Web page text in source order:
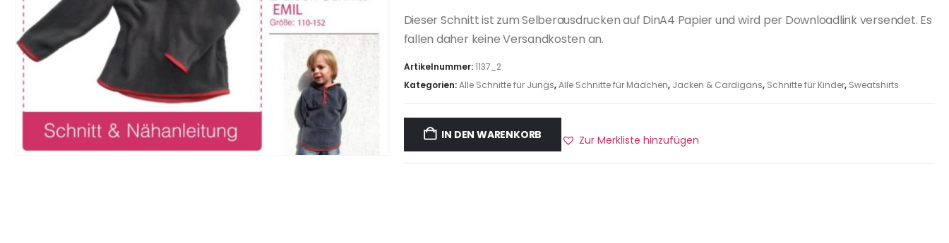
Dieser Schnitt ist zum Selberausdrucken auf DinA4 Papier und wird per Downloadlink versendet. Es
fallen daher keine Versandkosten an.
Artikelnummer:1137_2
Kategorien:Alle Schnitte für Jungs,Alle Schnitte für Mädchen, Jacken & Cardigans, Schnitte für Kinder, Sweatshirts
IN DEN WARENKORB Zur Merkliste hinzufügen